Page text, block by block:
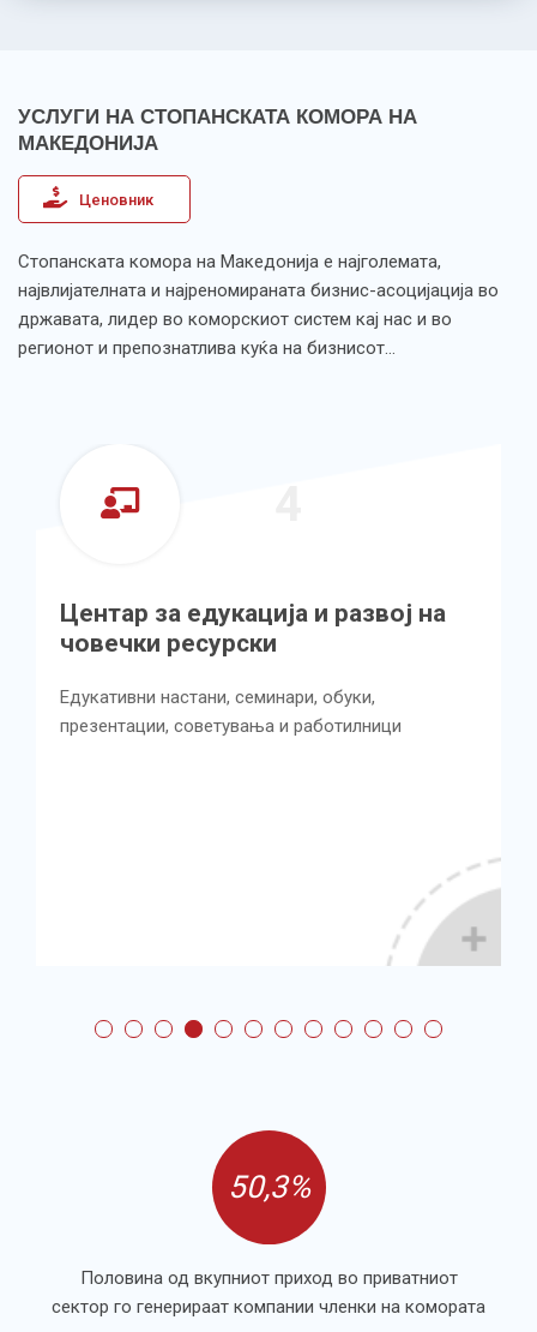
УСЛУГИ НА СТОПАНСКАТА КОМОРА НА
МАКЕДОНИЈА
Ценовник
Стопанската комора на Македонија е најголемата,
највлијателната и најреномираната бизнис-асоцијација во
државата, лидер во коморскиот систем кај нас и во
регионот и препознатлива куќа на бизнисот…
за едукација и развој на
ресурски
настани, семинари, обуки,
советувања и работилници
50,3%
Половина од вкупниот приход во приватниот
сектор го генерираат компании членки на комората